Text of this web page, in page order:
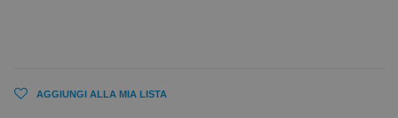
AGGIUNGI ALLA MIA LISTA